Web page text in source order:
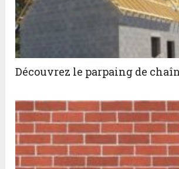
Découvrez le parpaing de